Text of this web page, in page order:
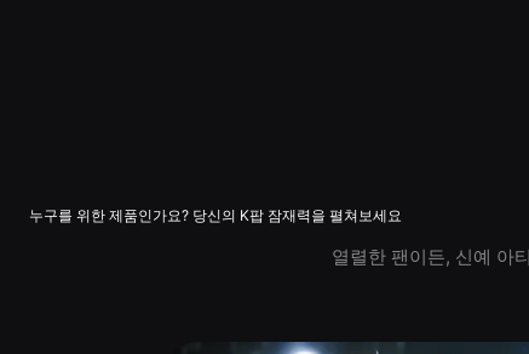
누구를 위한 제품인가요? 당신의 K팝 잠재력을 펼쳐보세요
열렬한 팬이든, 신예 아